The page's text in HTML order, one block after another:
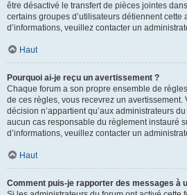
être désactivé le transfert de pièces jointes
certains groupes d’utilisateurs détiennent cette
d’informations, veuillez contacter un
Haut
Pourquoi ai-je reçu un avertissement ?
Chaque forum a son propre ensemble de
de ces règles, vous recevrez un avertissement.
décision n’appartient qu’aux administrateurs
aucun cas responsable du règlement instauré
d’informations, veuillez contacter un
Haut
Comment puis-je rapporter des messages à